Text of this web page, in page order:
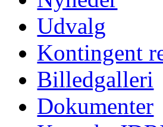
Udvalg
Kontingent
Billedgalleri
Dokumenter